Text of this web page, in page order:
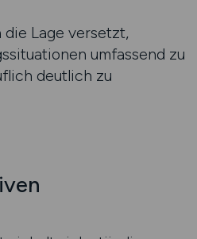
Lage versetzt,
umfassend zu
deutlich zu